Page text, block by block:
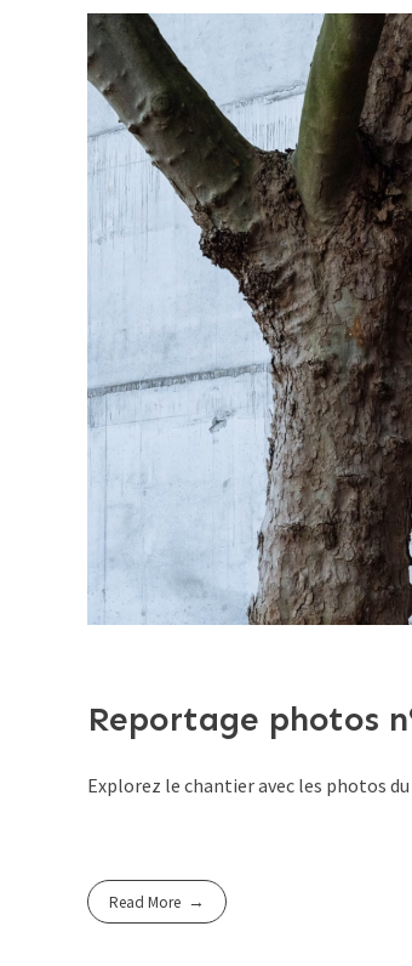
Reportage photos
Explorez le chantier avec les photos
Read More